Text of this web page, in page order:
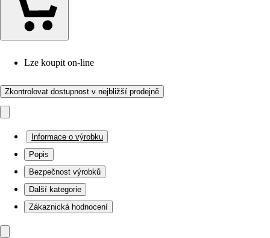
Lze koupit on-line
Zkontrolovat dostupnost v nejbližší prodejně
Informace o výrobku
Popis
Bezpečnost výrobků
Další kategorie
Zákaznická hodnocení